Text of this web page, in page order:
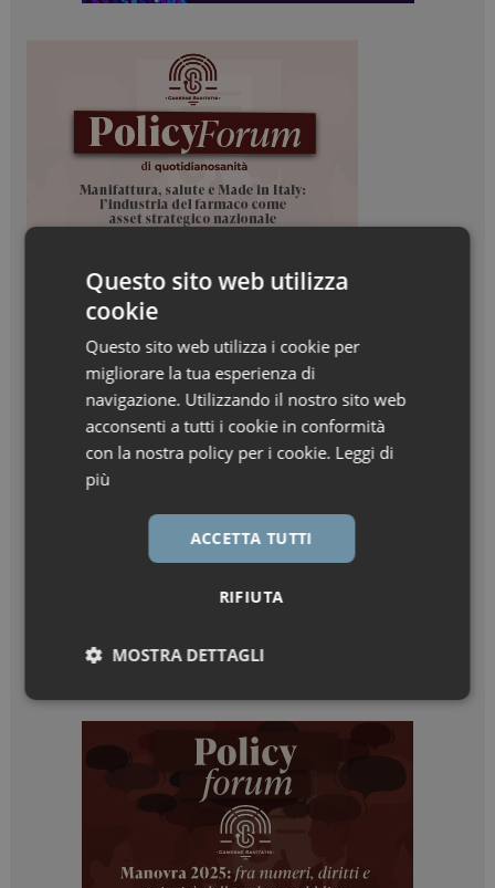
Questo sito web utilizza
cookie
Questo sito web utilizza i cookie per
migliorare la tua esperienza di
navigazione. Utilizzando il nostro sito web
acconsenti a tutti i cookie in conformità
con la nostra policy per i cookie. Leggi di
più
ACCETTA TUTTI
RIFIUTA
MOSTRA DETTAGLI
Necessari Marketing
Necessari Marketing